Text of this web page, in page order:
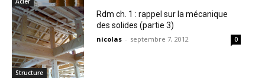
Structure
Rdm ch. 1 : rappel sur la mécanique
des solides (partie 3)
nicolas - septembre 7, 2012 0